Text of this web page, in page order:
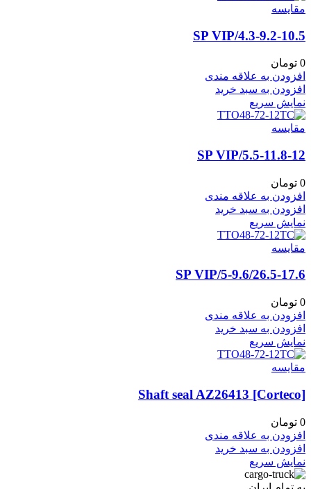
مقايسه
4.3-9.2-10.5/SP VIP
0 تومان
افزودن به علاقه مندی
افزودن به سبد خرید
نمایش سریع
مقايسه
5.5-11.8-12/SP VIP
0 تومان
افزودن به علاقه مندی
افزودن به سبد خرید
نمایش سریع
مقايسه
5-9.6/26.5-17.6/SP VIP
0 تومان
افزودن به علاقه مندی
افزودن به سبد خرید
نمایش سریع
مقايسه
Shaft seal AZ26413 [Corteco]
0 تومان
افزودن به علاقه مندی
افزودن به سبد خرید
نمایش سریع